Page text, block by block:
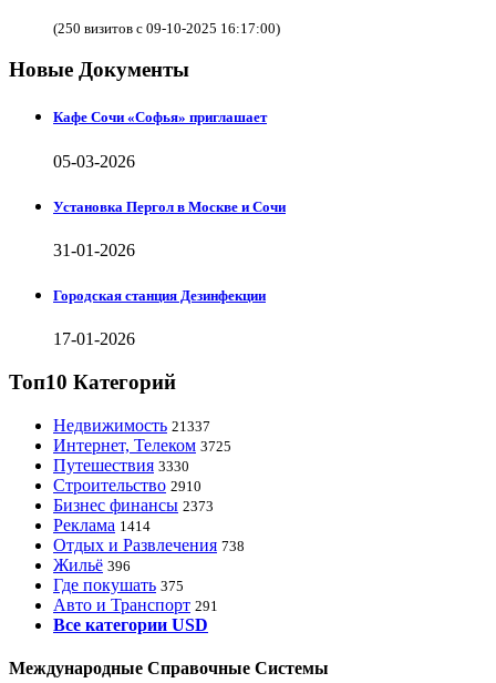
(250 визитов с 09-10-2025 16:17:00)
Новые Документы
Кафе Сочи «Софья» приглашает
05-03-2026
Установка Пергол в Москве и Сочи
31-01-2026
Городская станция Дезинфекции
17-01-2026
Топ10 Категорий
Недвижимость 21337
Интернет, Телеком 3725
Путешествия 3330
Строительство 2910
Бизнес финансы 2373
Реклама 1414
Отдых и Развлечения 738
Жильё 396
Где покушать 375
Авто и Транспорт 291
Все категории USD
Международные Справочные Системы